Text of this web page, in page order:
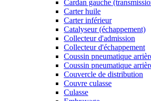
Cardan gauche
Carter huile
Carter inférieur
Catalyseur (échappement)
Collecteur d'admission
Collecteur d'échappement
Coussin pneumatique
Coussin pneumatique
Couvercle de distribution
Couvre culasse
Culasse